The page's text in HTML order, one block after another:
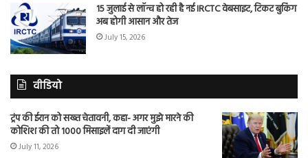
15 जुलाई से लॉन्च हो रही है नई IRCTC वेबसाइट, टिकट बुकिंग
अब होगी आसान और तेज
July 15, 2026
वीडियो
ट्रंप की ईरान को सख्त चेतावनी, कहा- अगर मुझे मारने की
कोशिश की तो 1000 मिसाइलें दाग दी जाएंगी
July 11, 2026